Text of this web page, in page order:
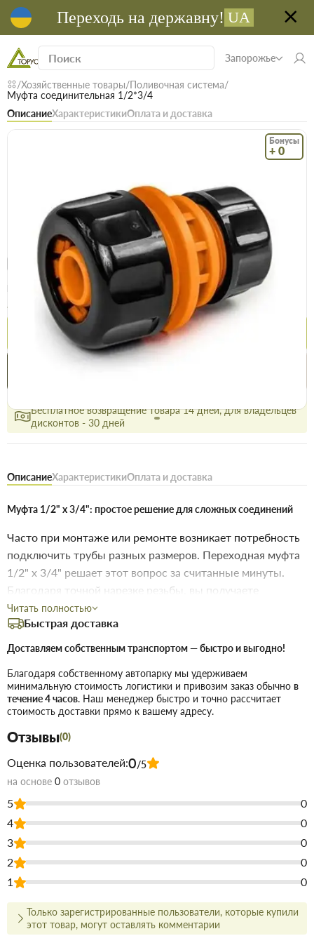
Переходь на державну! UA
Запорожье
Хозяйственные товары Поливочная система
Муфта соединительная 1/2*3/4
ОписаниеХарактеристикиОплата и доставка
Бонусы
+ 0
Код: 10003
Муфта соединительная 1/2*3/4
(0)
Безкоштовна доставка! Від 15000 грн єВідновлення Доставка НП
Цена / шт
28.1 грн25.3 грн
Купить
Бесплатное возвращение товара 14 дней, для владельцев
дисконтов - 30 дней
ОписаниеХарактеристикиОплата и доставка
Муфта 1/2" х 3/4": простое решение для сложных соединений
Часто при монтаже или ремонте возникает потребность
подключить трубы разных размеров. Переходная муфта
1/2" х 3/4" решает этот вопрос за считанные минуты.
Благодаря точной нарезке резьбы, вы получаете
уверенность в отсутствии протечек и надежность
эксплуатации всей инженерной системы.
Особенности:надежная фиксация, устойчивость к
гидроударам, совместимость с большинством
сантехнических фитингов.
Область применения:жилой сектор, системы полива,
для строительства и ремонта. В магазине строительных
материалов Торус можно купить по низкой цене
время.
Преимущества нашего интернет-магазина стройтоваров не
только в цене!
Мы предлагаем купить товары действительно высокого
качества, а для этого заключаем договора с
В наличии продукция для строительства и ремонта с самым
широким ассортиментом.
Чтобы не запутаться в том, что вам наиболее подходит по
Читать полностью
Быстрая доставка
Доставляем собственным транспортом — быстро и выгодно!
Благодаря собственному автопарку мы удерживаем
минимальную стоимость логистики и привозим заказ обычно в
течение 4 часов. Наш менеджер быстро и точно рассчитает
стоимость доставки прямо к вашему адресу.
Отзывы(0)
Оценка пользователей:0/5
на основе 0 отзывов
5
0
4
0
3
0
2
0
1
0
Только зарегистрированные пользователи, которые купили
этот товар, могут оставлять комментарии